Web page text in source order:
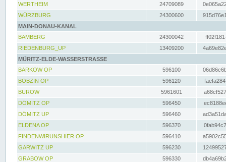
WERTHEIM
24709089
WÜRZBURG
24300600
MAIN-DONAU-KANAL
BAMBERG
24300042
RIEDENBURG_UP
13409200
MÜRITZ-ELDE-WASSERSTRASSE
BARKOW OP
596100
BOBZIN OP
596120
BUROW
5961601
DÖMITZ OP
596450
DÖMITZ UP
596460
ELDENA OP
596370
FINDENWIRUNSHIER OP
596410
GARWITZ UP
596230
GRABOW OP
596330